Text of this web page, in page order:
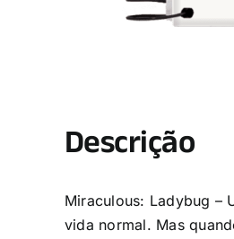
Descrição
Miraculous: Ladybug –
vida normal. Mas